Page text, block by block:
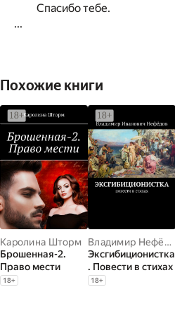
Спасибо тебе.
...
Похожие книги
Каролина Шторм
Брошенная-2.
Право мести
18+
Владимир Нефёдов
Эксгибиционистка
. Повести в стихах
18+